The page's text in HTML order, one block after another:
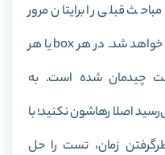
قبلی را برایتان مرور
می‌کند، باعث تثبیت بیشتر مطلب خواهد شد. در هر box یا هر
چیدمان شده است. به
اصلا رهاشون نکنید؛ با
زمان، تست را حل